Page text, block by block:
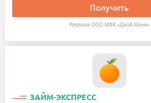
Получить
Реклама ООО МФК «Джой Мани»
ЗАЙМ-ЭКСПРЕСС